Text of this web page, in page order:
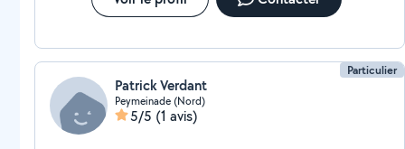
Particulier
Patrick Verdant
Peymeinade (Nord)
5/5 (1 avis)